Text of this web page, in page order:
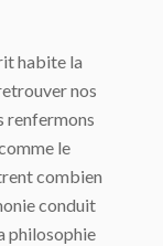
habite la
nos
renfermons
le
combien
conduit
philosophie